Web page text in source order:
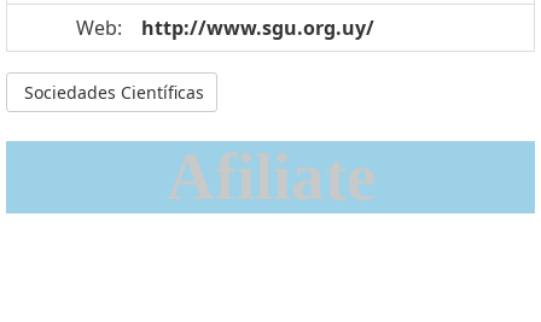
Web:
http://www.sgu.org.uy/
Sociedades Científicas
Afiliate